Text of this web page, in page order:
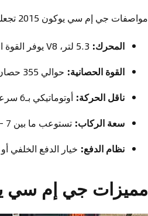
مواصفات جي إم سي يوكون 2015 تجعلها قوية وفريدة. إليك التفاصيل:
المحرك:
القوة الحصانية: حوالي 355 حصان.
ناقل الحركة: أوتوماتيكي بـ6 سرعات.
سعة الركاب: تستوعب ما بين 7 - 8 ركاب.
نظام الدفع: خيار الدفع الخلفي
مميزات جي إم سي